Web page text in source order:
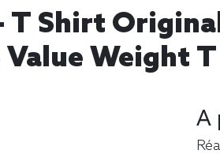
T Shirt
Value Weight
A